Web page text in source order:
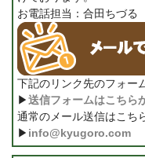
お電話担当：合田ちづる
下記のリンク先のフォー
▶送信フォームはこちら
通常のメール送信はこち
▶ info@kyugoro.com